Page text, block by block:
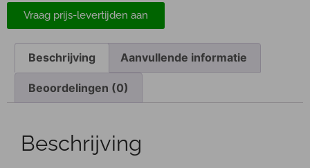
Vraag prijs-levertijden aan
Beschrijving Aanvullende informatie
Beoordelingen (0)
Beschrijving